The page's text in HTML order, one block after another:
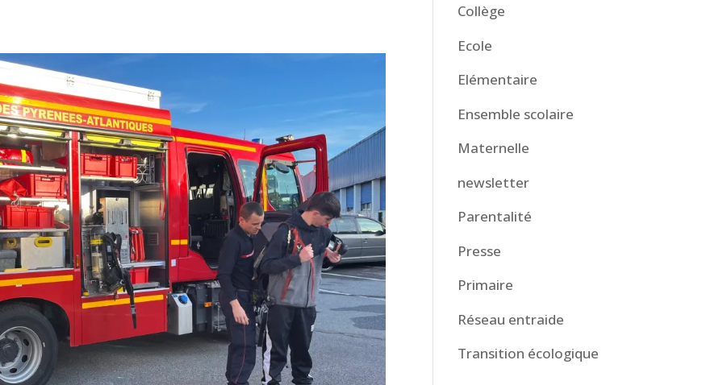
Collège
Ecole
Elémentaire
Ensemble scolaire
Maternelle
newsletter
Parentalité
Presse
Primaire
Réseau entraide
Transition écologique